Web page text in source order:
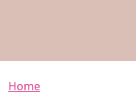
Breadcrumb
Home